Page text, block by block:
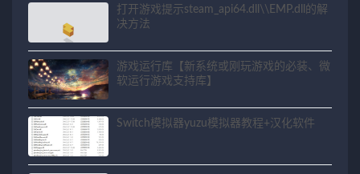
打开游戏提示steam_api64.dll\\EMP.dll的解
决方法
游戏运行库【新系统或刚玩游戏的必装、微
软运行游戏支持库】
Switch模拟器yuzu模拟器教程+汉化软件